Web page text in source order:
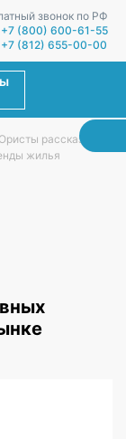
звонок по РФ
+7 (800) 600-61-55
+7 (812) 655-00-00
рассказали
жилья